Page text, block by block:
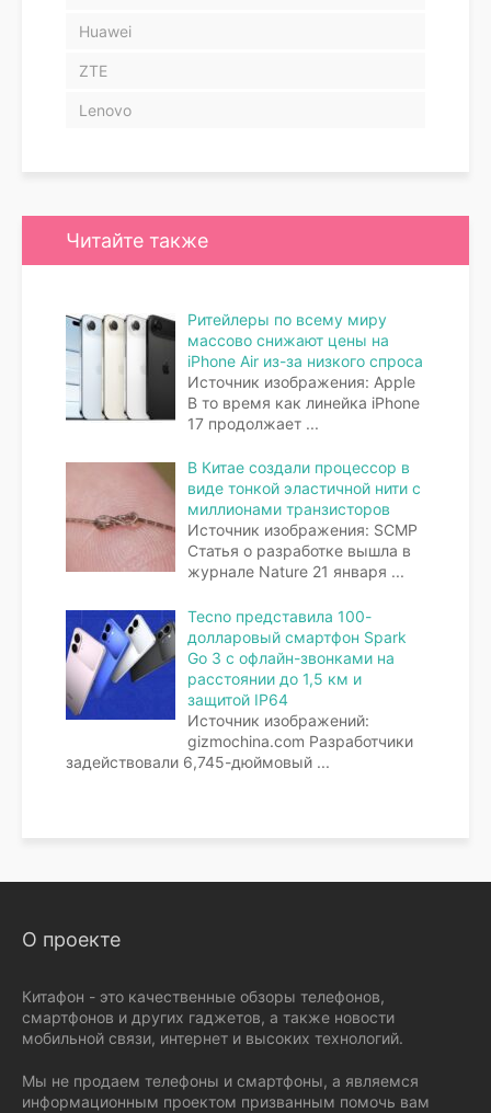
Huawei
ZTE
Lenovo
Читайте также
Ритейлеры по всему миру
массово снижают цены на
iPhone Air из-за низкого спроса
Источник изображения: Apple
В то время как линейка iPhone
17 продолжает ...
В Китае создали процессор в
виде тонкой эластичной нити с
миллионами транзисторов
Источник изображения: SCMP
Статья о разработке вышла в
журнале Nature 21 января ...
Tecno представила 100-
долларовый смартфон Spark
Go 3 с офлайн-звонками на
расстоянии до 1,5 км и
защитой IP64
Источник изображений:
gizmochina.com Разработчики
задействовали 6,745-дюймовый ...
О проекте
Китафон - это качественные обзоры телефонов,
смартфонов и других гаджетов, а также новости
мобильной связи, интернет и высоких технологий.
Мы не продаем телефоны и смартфоны, а являемся
информационным проектом призванным помочь вам